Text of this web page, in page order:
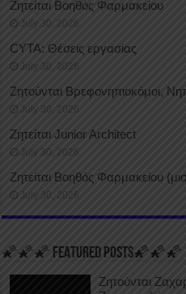
Ζητείται Βοηθός Φαρμακείου
July 30, 2026
CYTA: Θέσεις εργασίας
July 30, 2026
Ζητούνται Βρεφονηπιοκόμοι,
July 30, 2026
Ζητείται Junior Architect
July 30, 2026
Ζητείται Βοηθός Φαρμακείου
July 30, 2026
🌠🌠🌠 FEATURED POSTS🌠🌠🌠
Ζητούνται